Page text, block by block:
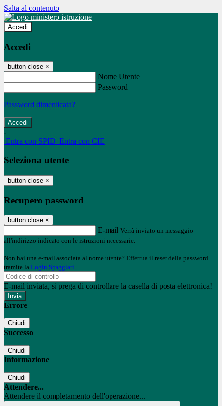
Salta al contenuto
Accedi
Accedi
button close ×
Nome Utente
Password
Password dimenticata?
-
Entra con SPID Entra con CIE
Seleziona utente
button close ×
Recupero password
button close ×
E-mail Verrà inviato un messaggio
all'indirizzo indicato con le istruzioni necessarie.
Non hai una e-mail associata al nome utente? Effettua il reset della password
tramite la Login Spaggiari
E-mail inviata, si prega di controllare la casella di posta elettronica!
Errore
Chiudi
Successo
Chiudi
Informazione
Chiudi
Attendere...
Attendere il completamento dell'operazione...